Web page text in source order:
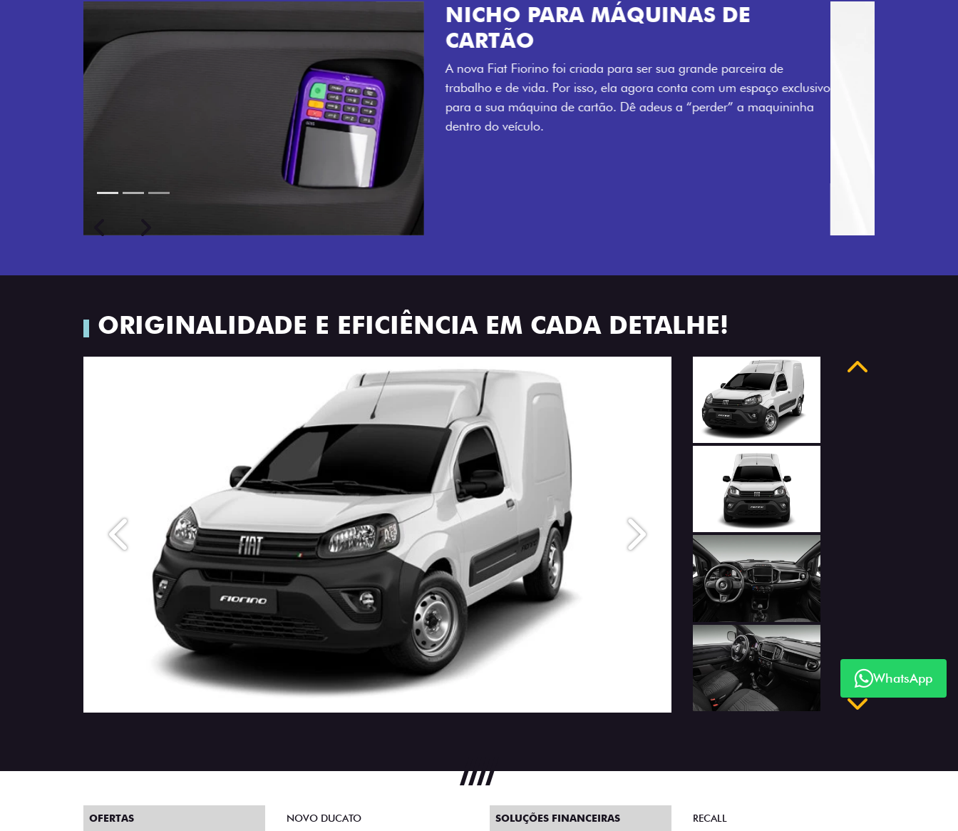
CHAVE COM TELECOMANDO
Agora, a chave da sua nova Fiorino pode abrir o veículo também à
distância, e não mais somente pela fechadura. São detalhes como
esse que trazem ainda mais fluidez para o seu dia de trabalho.
Porta-luvas com iluminação
ORIGINALIDADE E EFICIÊNCIA EM CADA DETALHE!
Anterior Próximo
Anterior
WhatsApp
OFERTAS NOVO DUCATO SOLUÇÕES FINANCEIRAS RECALL